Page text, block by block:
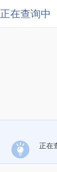
正在查询中
正在